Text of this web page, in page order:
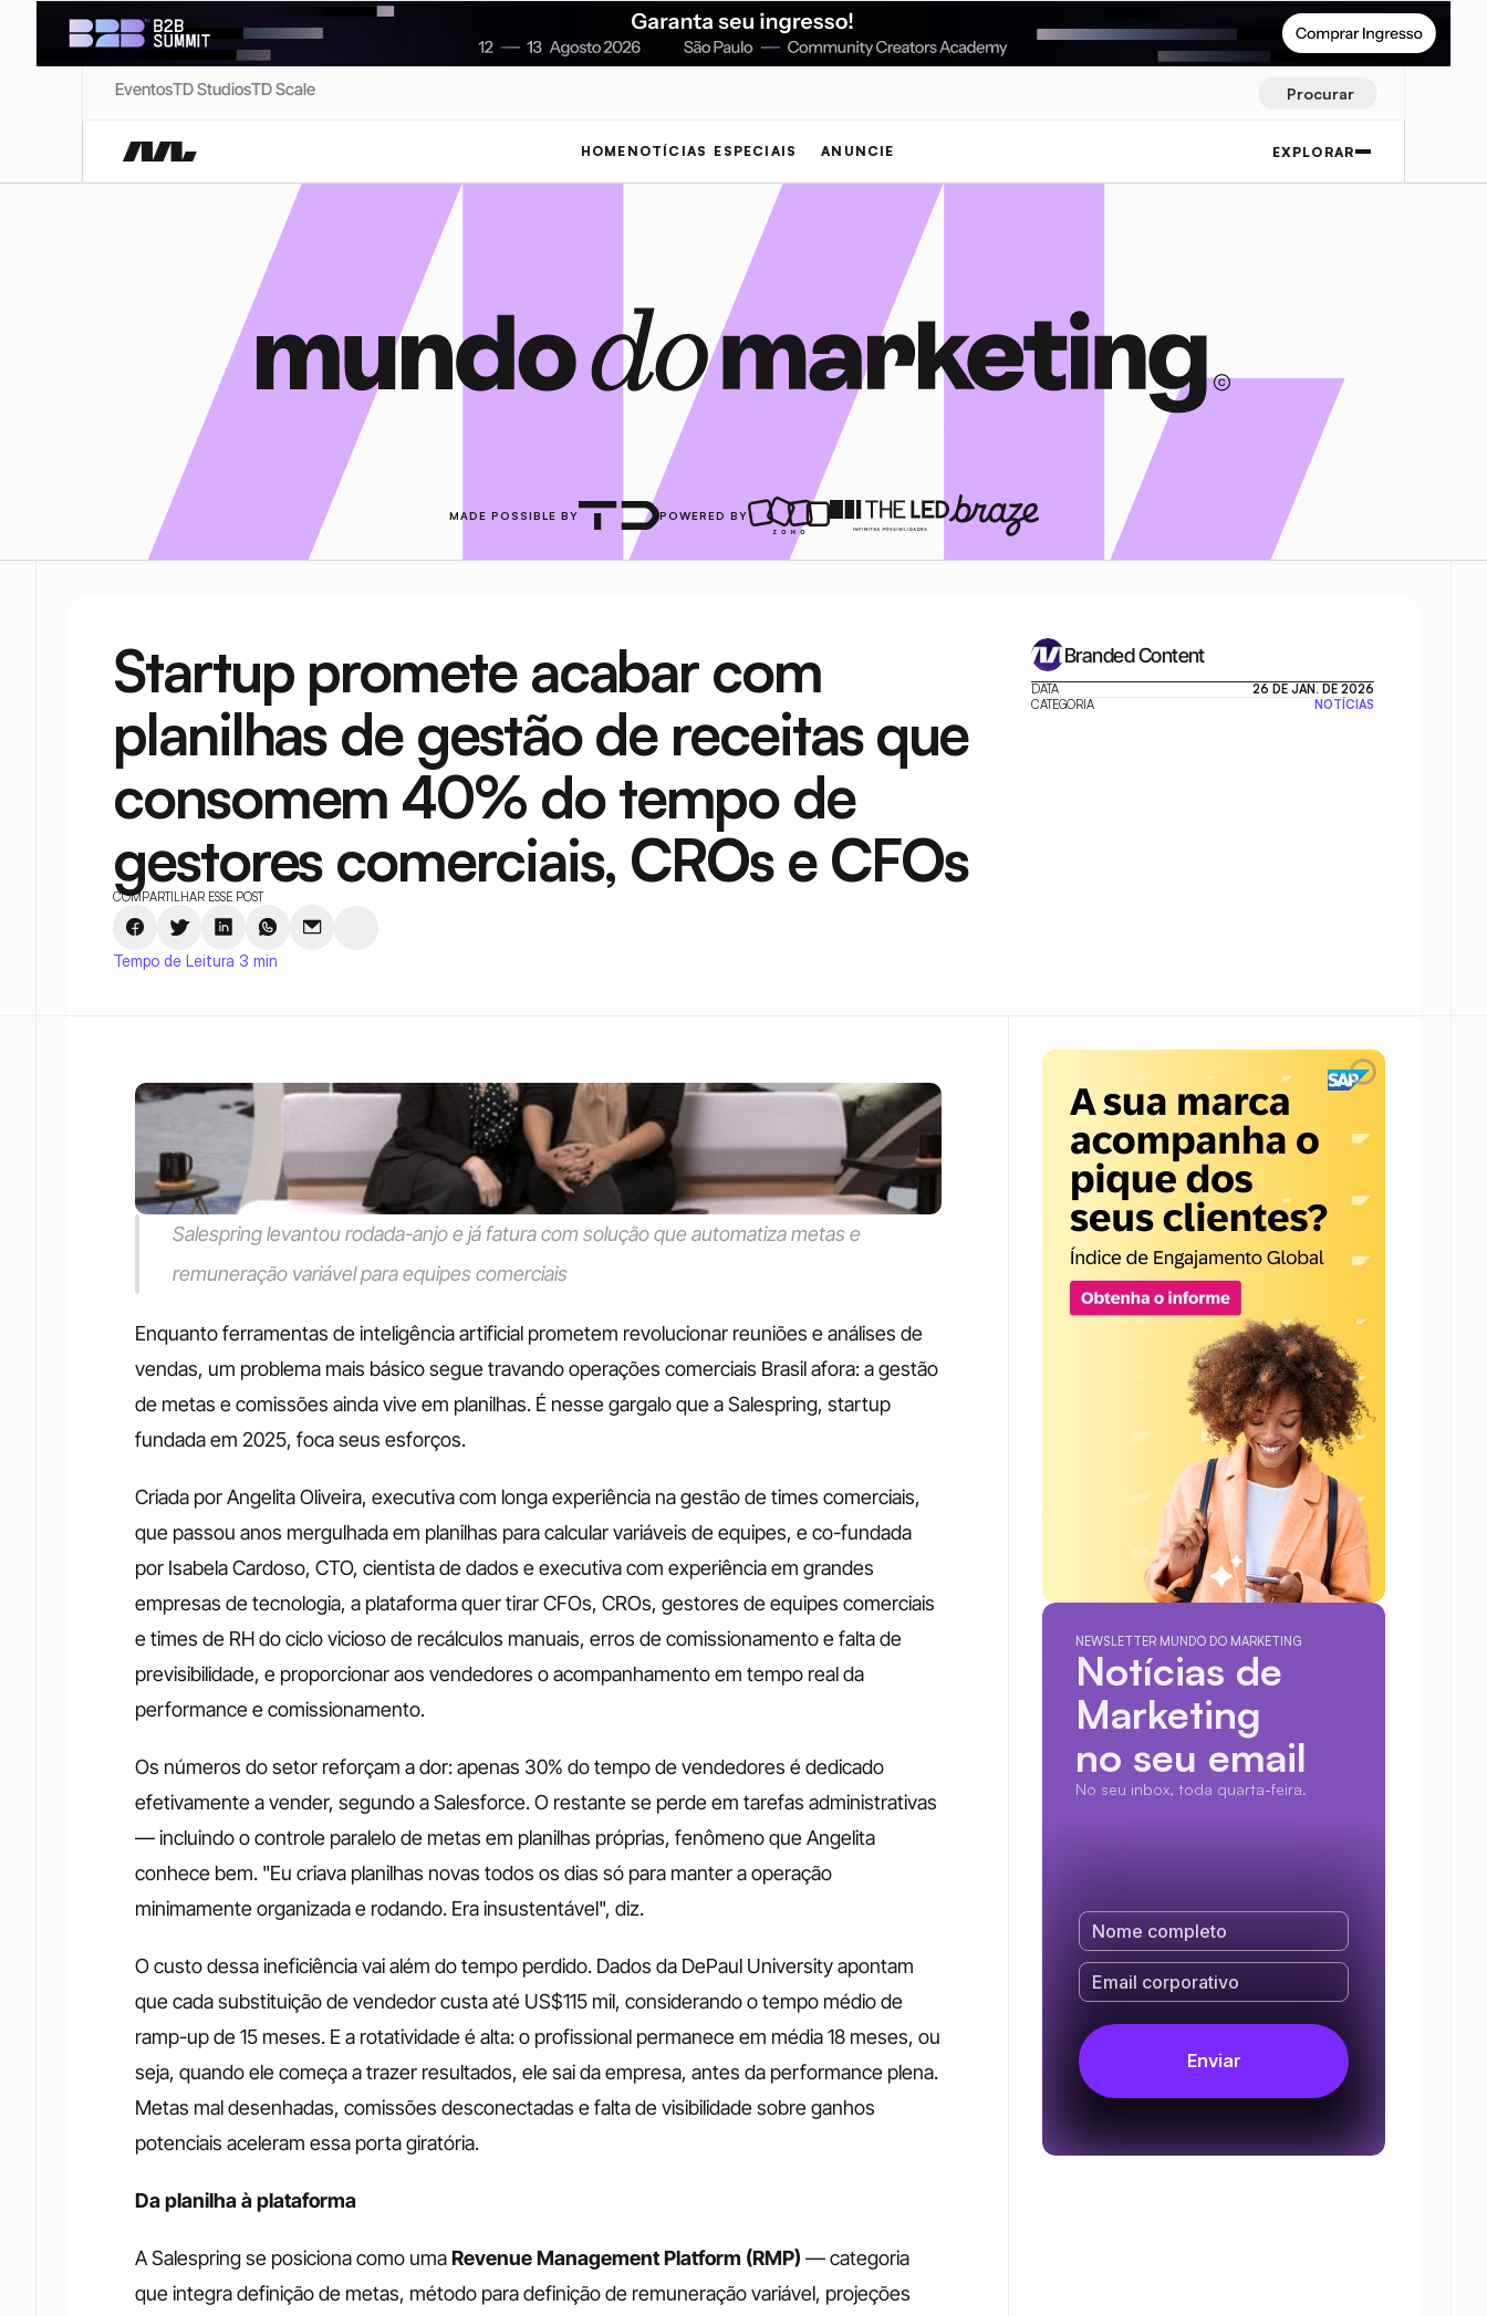
EventosTD StudiosTD Scale Procurar
HOME NOTÍCIAS ESPECIAIS ANUNCIE EXPLORAR
MADE POSSIBLE BY POWERED BY
Startup promete acabar com
planilhas de gestão de receitas que
consomem 40% do tempo de
gestores comerciais, CROs e CFOs
COMPARTILHAR ESSE POST
Tempo de Leitura 3 min
Branded Content
DATA
26 DE JAN. DE 2026
CATEGORIA
NOTÍCIAS
Salespring levantou rodada-anjo e já fatura com solução que automatiza metas e
remuneração variável para equipes comerciais
Enquanto ferramentas de inteligência artificial prometem revolucionar reuniões e análises de
vendas, um problema mais básico segue travando operações comerciais Brasil afora: a gestão
de metas e comissões ainda vive em planilhas. É nesse gargalo que a Salespring, startup
fundada em 2025, foca seus esforços.
Criada por Angelita Oliveira, executiva com longa experiência na gestão de times comerciais,
que passou anos mergulhada em planilhas para calcular variáveis de equipes, e co-fundada
por Isabela Cardoso, CTO, cientista de dados e executiva com experiência em grandes
empresas de tecnologia, a plataforma quer tirar CFOs, CROs, gestores de equipes comerciais
e times de RH do ciclo vicioso de recálculos manuais, erros de comissionamento e falta de
previsibilidade, e proporcionar aos vendedores o acompanhamento em tempo real da
performance e comissionamento.
Os números do setor reforçam a dor: apenas 30% do tempo de vendedores é dedicado
efetivamente a vender, segundo a Salesforce. O restante se perde em tarefas administrativas
— incluindo o controle paralelo de metas em planilhas próprias, fenômeno que Angelita
conhece bem. "Eu criava planilhas novas todos os dias só para manter a operação
minimamente organizada e rodando. Era insustentável", diz.
O custo dessa ineficiência vai além do tempo perdido. Dados da DePaul University apontam
que cada substituição de vendedor custa até US$115 mil, considerando o tempo médio de
ramp-up de 15 meses. E a rotatividade é alta: o profissional permanece em média 18 meses, ou
seja, quando ele começa a trazer resultados, ele sai da empresa, antes da performance plena.
Metas mal desenhadas, comissões desconectadas e falta de visibilidade sobre ganhos
potenciais aceleram essa porta giratória.
Da planilha à plataforma
A Salespring se posiciona como uma Revenue Management Platform (RMP) — categoria
que integra definição de metas, método para definição de remuneração variável, projeções
NEWSLETTER MUNDO DO MARKETING
Notícias de
Marketing
no seu email
No seu inbox, toda quarta-feira.